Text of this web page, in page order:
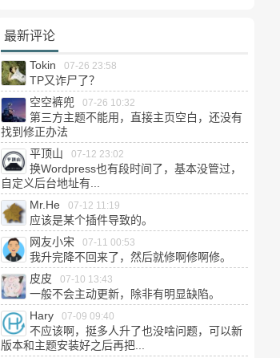
最新评论
Tokin 07-26 23:58
TP又诈尸了？
空空裤兜
07-26 10:32
第三方主题不能用，直接主页空白，还没有
找到修正办法
平顶山
07-12 23:02
换Wordpress也有段时间了，基本没管过，
自定义后台地址有...
Mr.He
07-12 11:19
应该是某个插件导致的。
网友小宋
07-11 00:53
我升完降不回来了，然后就修啊修啊修。
皮皮
07-10 13:43
一般不会主动更新，除非有明显缺陷。
Hary
07-09 09:40
不应该啊，挺多人升了也没啥问题，可以新
版本和主题安装好之后再把...